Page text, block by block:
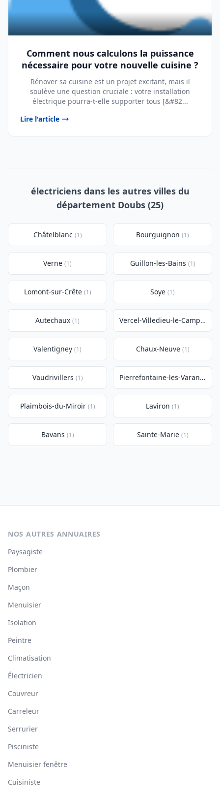
Comment nous calculons la puissance
nécessaire pour votre nouvelle cuisine ?
Rénover sa cuisine est un projet excitant, mais il
soulève une question cruciale : votre installation
électrique pourra-t-elle supporter tous [&#82...
Lire l'article
électriciens dans les autres villes du
département Doubs (25)
Châtelblanc (1) Bourguignon (1)
Verne (1) Guillon-les-Bains (1)
Lomont-sur-Crête (1) Soye (1)
Autechaux (1) Vercel-Villedieu-le-Camp
(1)
Valentigney (1) Chaux-Neuve (1)
Vaudrivillers (1) Pierrefontaine-les-Varans
Plaimbois-du-Miroir (1) Laviron (1)
Bavans (1) Sainte-Marie (1)
NOS AUTRES ANNUAIRES
Paysagiste
Plombier
Maçon
Menuisier
Isolation
Peintre
Climatisation
Électricien
Couvreur
Carreleur
Serrurier
Pisciniste
Menuisier fenêtre
Cuisiniste